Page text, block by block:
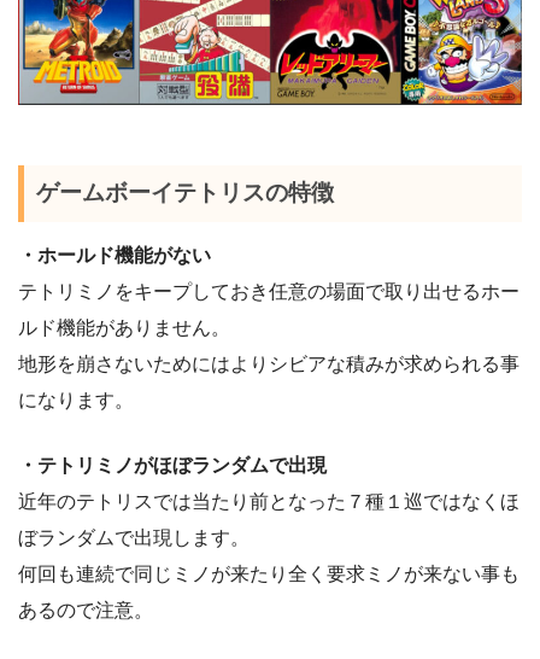
ゲームボーイテトリスの特徴
・ホールド機能がない
テトリミノをキープしておき任意の場面で取り出せるホー
ルド機能がありません。
地形を崩さないためにはよりシビアな積みが求められる事
になります。
・テトリミノがほぼランダムで出現
近年のテトリスでは当たり前となった７種１巡ではなくほ
ぼランダムで出現します。
何回も連続で同じミノが来たり全く要求ミノが来ない事も
あるので注意。